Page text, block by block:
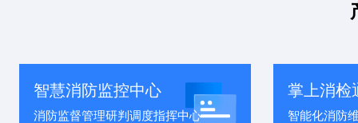
智慧消防监控中心
消防监督管理研判调度指挥中心
掌上消检
智能化消防